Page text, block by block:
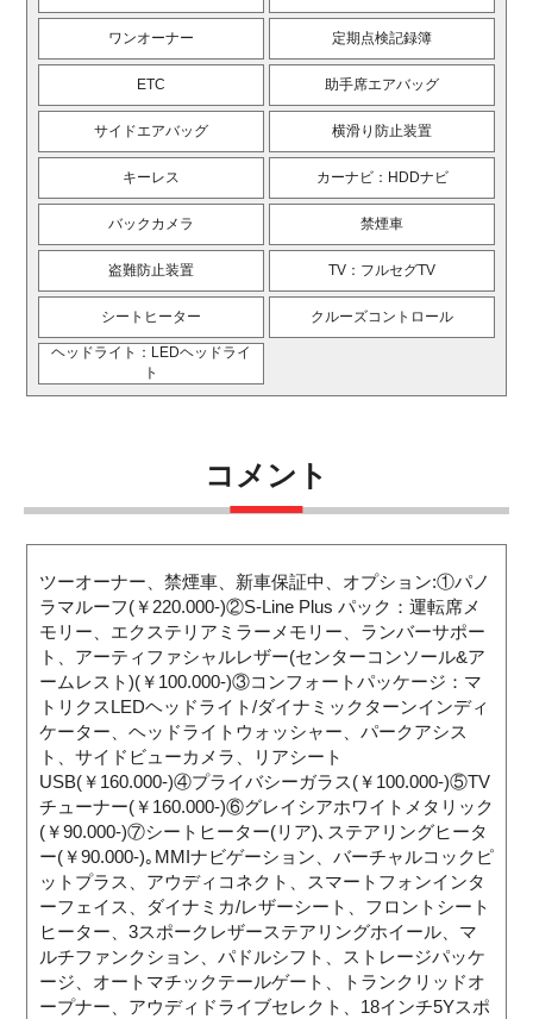
ワンオーナー 定期点検記録簿
ETC 助手席エアバッグ
サイドエアバッグ 横滑り防止装置
キーレス カーナビ：HDDナビ
バックカメラ 禁煙車
盗難防止装置 TV：フルセグTV
シートヒーター クルーズコントロール
ヘッドライト：LEDヘッドライ
ト
コメント
ツーオーナー、禁煙車、新車保証中、オプション:①パノ
ラマルーフ(￥220.000-)②S-Line Plus パック：運転席メ
モリー、エクステリアミラーメモリー、ランバーサポー
ト、アーティファシャルレザー(センターコンソール&ア
ームレスト)(￥100.000-)③コンフォートパッケージ：マ
トリクスLEDヘッドライト/ダイナミックターンインディ
ケーター、ヘッドライトウォッシャー、パークアシス
ト、サイドビューカメラ、リアシート
USB(￥160.000-)④プライバシーガラス(￥100.000-)⑤TV
チューナー(￥160.000-)⑥グレイシアホワイトメタリック
(￥90.000-)⑦シートヒーター(リア)､ステアリングヒータ
ー(￥90.000-)｡MMIナビゲーション、バーチャルコックピ
ットプラス、アウディコネクト、スマートフォンインタ
ーフェイス、ダイナミカ/レザーシート、フロントシート
ヒーター、3スポークレザーステアリングホイール、マ
ルチファンクション、パドルシフト、ストレージパッケ
ージ、オートマチックテールゲート、トランクリッドオ
ープナー、アウディドライブセレクト、18インチ5Yスポ